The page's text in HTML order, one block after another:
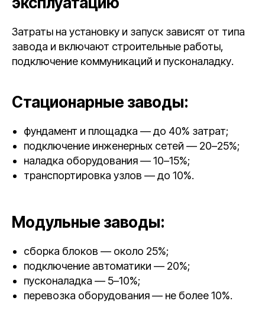
Затраты на установку и запуск зависят от типа
завода и включают строительные работы,
подключение коммуникаций и пусконаладку.
Стационарные заводы:
фундамент и площадка — до 40% затрат;
подключение инженерных сетей — 20–25%;
наладка оборудования — 10–15%;
транспортировка узлов — до 10%.
Модульные заводы:
сборка блоков — около 25%;
подключение автоматики — 20%;
пусконаладка — 5–10%;
перевозка оборудования — не более 10%.